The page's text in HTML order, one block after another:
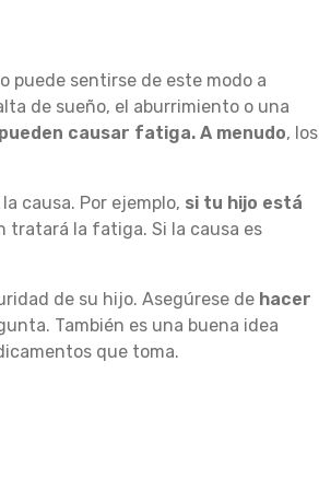
puede sentirse de este modo a
de sueño, el aburrimiento o una
pueden causar fatiga. A menudo, los
causa. Por ejemplo, si tu hijo está
tratará la fatiga. Si la causa es
de su hijo. Asegúrese de hacer
También es una buena idea
que toma.